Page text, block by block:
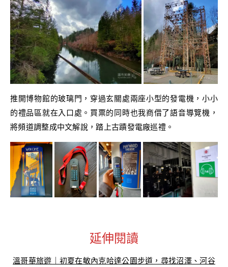
推開博物館的玻璃門，穿過玄關處兩座小型的發電機，小小
的禮品區就在入口處。買票的同時也我商借了語音導覽機，
將頻道調整成中文解說，踏上古蹟發電廠巡禮。
延伸閱讀
溫哥華旅遊｜初夏在敏內克哈達公園步道，尋找沼澤、河谷